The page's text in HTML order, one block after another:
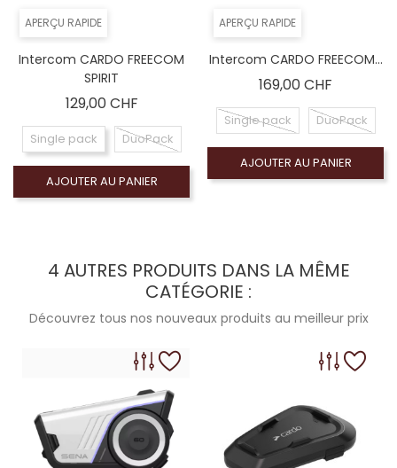
APERÇU RAPIDE
Intercom CARDO FREECOM
SPIRIT
129,00 CHFPrix
Single pack DuoPack
AJOUTER AU PANIER
APERÇU RAPIDE
Intercom CARDO FREECOM...
169,00 CHF
Single pack DuoPack
AJOUTER AU PANIER
4 AUTRES PRODUITS DANS LA MÊME
CATÉGORIE :
Découvrez tous nos nouveaux produits au meilleur prix